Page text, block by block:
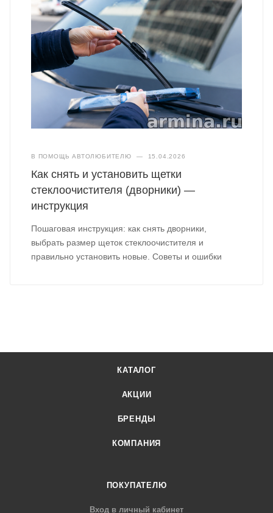
В ПОМОЩЬ АВТОЛЮБИТЕЛЮ — 15.04.2026
Как снять и установить щетки
стеклоочистителя (дворники) —
инструкция
Пошаговая инструкция: как снять дворники,
выбрать размер щеток стеклоочистителя и
правильно установить новые. Советы и ошибки
КАТАЛОГ
АКЦИИ
БРЕНДЫ
КОМПАНИЯ
ПОКУПАТЕЛЮ
Вход в личный кабинет